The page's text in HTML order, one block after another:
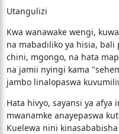
Utangulizi
​Kwa wanawake wengi,
na mabadiliko ya hisia,
chini, mgongo, na hata
na jamii nyingi kama
jambo linalopaswa
​Hata hivyo, sayansi ya afya
mwanamke anayepaswa
Kuelewa nini